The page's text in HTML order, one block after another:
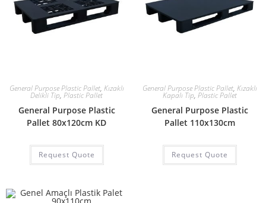
General Purpose Plastic Pallet, Kızaklı
Delikli Tip, Plastic Pallet
General Purpose Plastic
Pallet 80x120cm KD
Request Quote
General Purpose Plastic Pallet, Kızaklı
Kapalı Tip, Plastic Pallet
General Purpose Plastic
Pallet 110x130cm
Request Quote